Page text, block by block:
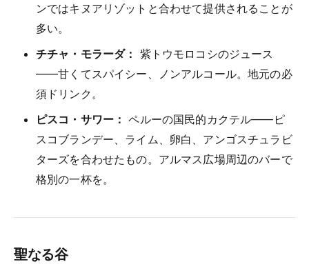
ンではキヌアリゾットと合わせて提供されることが
多い。
チチャ・モラーダ： 紫トウモロコシのジュース
——甘くてスパイシー、ノンアルコール。地元の必
須ドリンク。
ピスコ・サワー： ペルーの国民的カクテル——ピ
スコブランデー、ライム、卵白、アンゴスチュラビ
ターズを合わせたもの。アルマス広場周辺のバーで
格別の一杯を。
聖なる谷